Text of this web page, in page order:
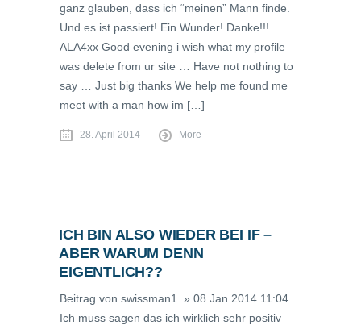
ganz glauben, dass ich “meinen” Mann finde.
Und es ist passiert! Ein Wunder! Danke!!!
ALA4xx Good evening i wish what my profile
was delete from ur site … Have not nothing to
say … Just big thanks We help me found me
meet with a man how im […]
28. April 2014 More
ICH BIN ALSO WIEDER BEI IF –
ABER WARUM DENN
EIGENTLICH??
Beitrag von swissman1 » 08 Jan 2014 11:04
Ich muss sagen das ich wirklich sehr positiv